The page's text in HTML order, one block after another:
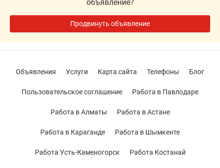
объявление?
Продвинуть объявление
Объявления Услуги Карта сайта Телефоны Блог
Пользовательское соглашение Работа в Павлодаре
Работа в Алматы Работа в Астане
Работа в Караганде Работа в Шымкенте
Работа Усть-Каменогорск Работа Костанай